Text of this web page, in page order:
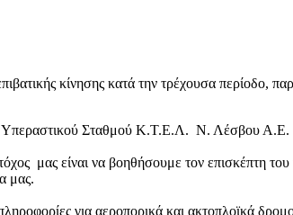
κίνησης κατά την τρέχουσα περίοδο,
Υπεραστικού Σταθμού Κ.Τ.Ε.Λ. Ν. Λέσβου Α.Ε.
μας είναι να βοηθήσουμε τον επισκέπτη
μας.
για αεροπορικά και ακτοπλοϊκά